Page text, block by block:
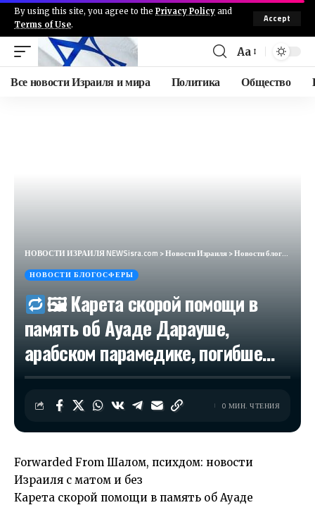
By using this site, you agree to the Privacy Policy and
Terms of Use.
Accept
Aa
Все новости Израиля и мира Политика Общество
НОВОСТИ ИЗРАИЛЯ NEWSisra.com >Новости Израиля>Новости блогосферы
НОВОСТИ БЛОГОСФЕРЫ
🖼 Карета скорой помощи в
память об Ауаде Дарауше,
арабском парамедике, погибше…
0 МИН. ЧТЕНИЯ
Forwarded From Шалом, психдом: новости
Израиля с матом и без
Карета скорой помощи в память об Ауаде